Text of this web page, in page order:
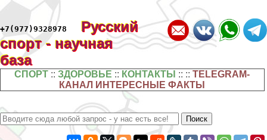
+7(977)9328978
Русский
спорт - научная
база
СПОРТ ::ЗДОРОВЬЕ :: КОНТАКТЫ :: ::TELEGRAM-
КАНАЛ ИНТЕРЕСНЫЕ ФАКТЫ